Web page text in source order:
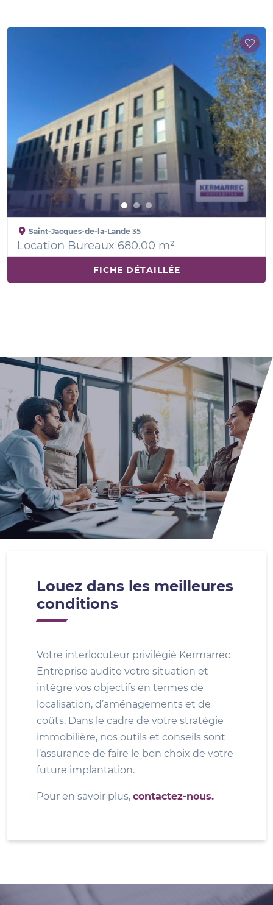
Saint-Jacques-de-la-Lande 35
Location Bureaux 680.00 m²
FICHE DÉTAILLÉE
Louez dans les meilleures
conditions
Votre interlocuteur privilégié Kermarrec
Entreprise audite votre situation et
intègre vos objectifs en termes de
localisation, d’aménagements et de
coûts. Dans le cadre de votre stratégie
immobilière, nos outils et conseils sont
l’assurance de faire le bon choix de votre
future implantation.
Pour en savoir plus, contactez-nous.